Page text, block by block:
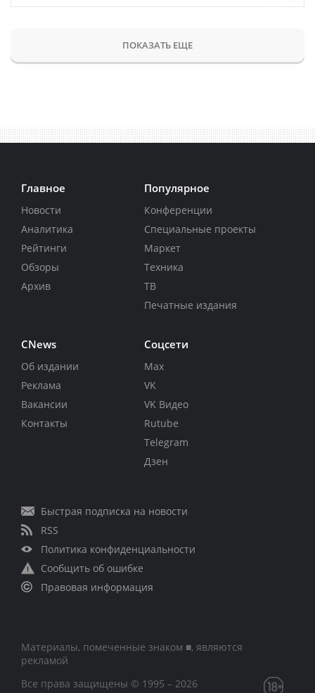
ПОКАЗАТЬ ЕЩЕ
Главное
Новости
Аналитика
Рейтинги
Обзоры
Архив
Популярное
Конференции
Специальные проекты
Маркет
Техника
ТВ
Печатные издания
CNews
Об издании
Реклама
Вакансии
Контакты
Соцсети
Max
VK
VK Видео
Rutube
Telegram
Дзен
Быстрая подписка на новости
RSS
Политика конфиденциальности
Сообщить об ошибке
Правовая информация
Материалы, помеченные знаком ■, являются
рекламой
Все права защищены © 1995 – 2026